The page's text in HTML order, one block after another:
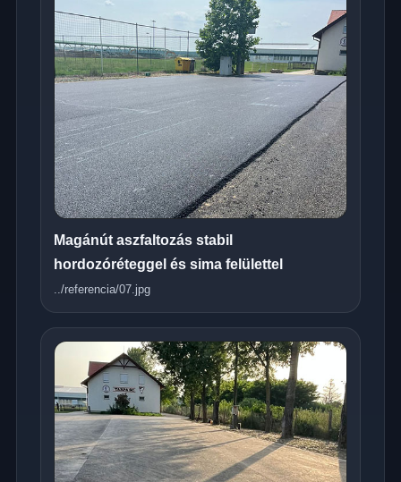
Magánút aszfaltozás stabil
hordozóréteggel és sima felülettel
../referencia/07.jpg